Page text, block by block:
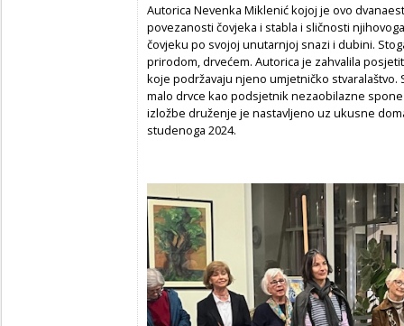
Autorica Nevenka Miklenić kojoj je ovo
povezanosti čovjeka i stabla i sličnosti
čovjeku po svojoj unutarnjoj snazi i dubini.
prirodom, drvećem. Autorica je zahvalila
koje podržavaju njeno umjetničko stvaralaštvo.
malo drvce kao podsjetnik nezaobilazne
izložbe druženje je nastavljeno uz ukusne
studenoga 2024.